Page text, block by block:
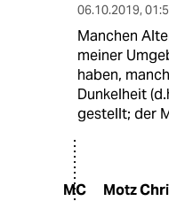
06.10.2019,
Manchen
meiner
haben,
Dunkelheit
gestellt; der
MC Motz